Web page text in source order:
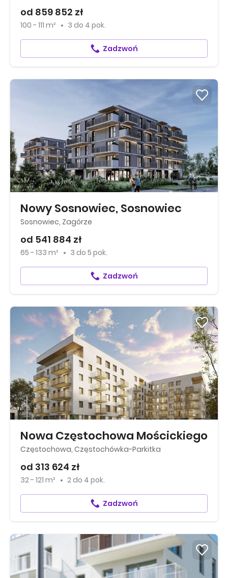
od 859 852 zł
100 - 111 m² 3 do 4 pok.
Zadzwoń
Nowy Sosnowiec, Sosnowiec
Sosnowiec, Zagórze
od 541 884 zł
65 - 133 m² 3 do 5 pok.
Zadzwoń
Nowa Częstochowa Mościckiego
Częstochowa, Częstochówka-Parkitka
od 313 624 zł
32 - 121 m² 2 do 4 pok.
Zadzwoń